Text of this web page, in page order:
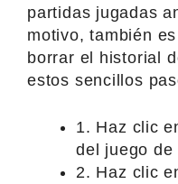
partidas jugadas
motivo, también
borrar el historial
estos sencillos
1. Haz clic
del juego de
2. Haz clic